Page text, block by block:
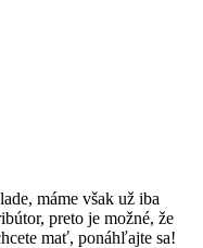
máme však už iba
preto je možné, že
mať, ponáhľajte sa!